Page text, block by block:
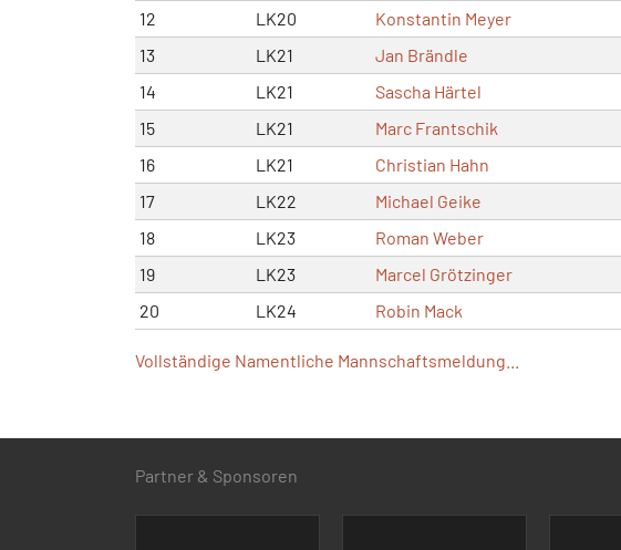
12
LK20 Konstantin Meyer
13
LK21 Jan Brändle
14
LK21 Sascha Härtel
15
LK21 Marc Frantschik
16
LK21 Christian Hahn
17
LK22 Michael Geike
18
LK23 Roman Weber
19
LK23 Marcel Grötzinger
20
LK24 Robin Mack
Vollständige Namentliche Mannschaftsmeldung...
Partner & Sponsoren